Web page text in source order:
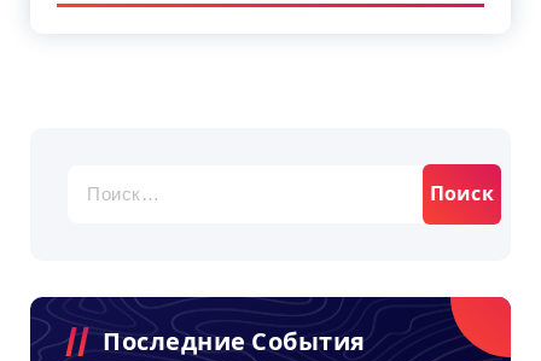
Последние События